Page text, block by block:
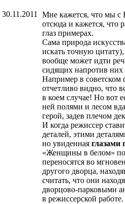
30.11.2011 Мне кажется, что мы с
отсюда и кажется, что
глаз примерах.
Сама природа
искать точную
вообще может идти
сидящих напротив них
Например в советском
отчетливо видно, что
в коем случае! Но вот
ней полями и лесом
герой, задев плечом
И когда режиссер
деталей, этими
но увиденная глазами
«Женщины в белом» по
переносятся во
другого дворца,
считать, что они
дворцово-парковыми
в режиссерской